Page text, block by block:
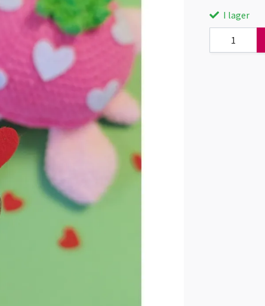
I lager